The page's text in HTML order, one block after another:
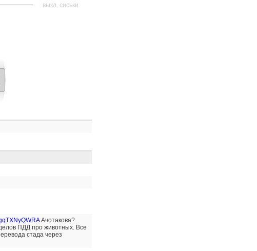
———— выкл. сиськи
Ачотакова?
ПДД про животных. Все
стада через